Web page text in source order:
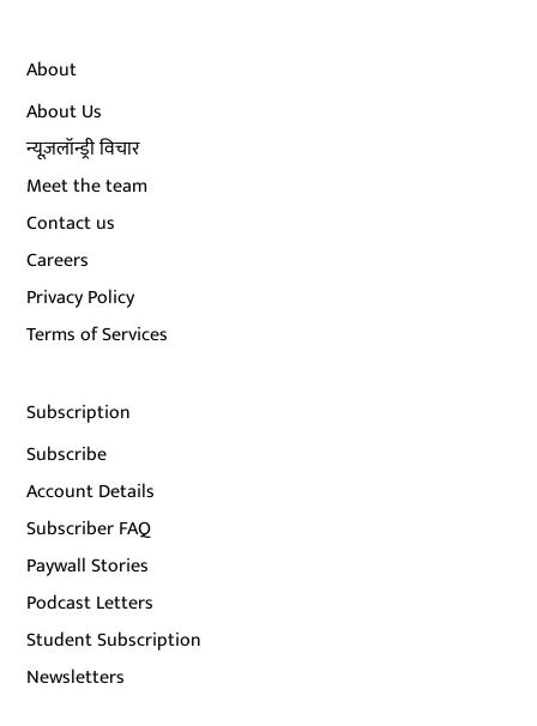
About
About Us
न्यूज़लॉन्ड्री विचार
Meet the team
Contact us
Careers
Privacy Policy
Terms of Services
Subscription
Subscribe
Account Details
Subscriber FAQ
Paywall Stories
Podcast Letters
Student Subscription
Newsletters